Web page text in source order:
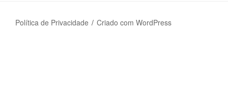
Política de Privacidade Criado com WordPress